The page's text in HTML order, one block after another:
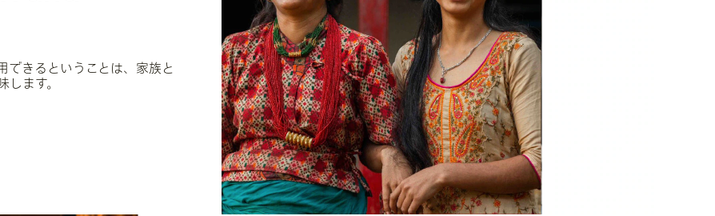
により学校を休むことが少なくなり、勉強する時間が増えます。
事をし、収入を得て、家族を支えることができます。
できるということは、家族と
ます。